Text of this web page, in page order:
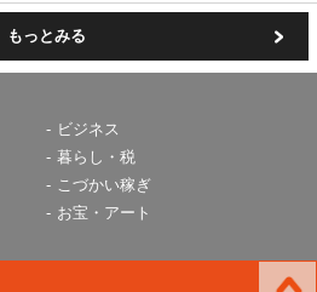
もっとみる
ビジネス
暮らし・税
こづかい稼ぎ
お宝・アート